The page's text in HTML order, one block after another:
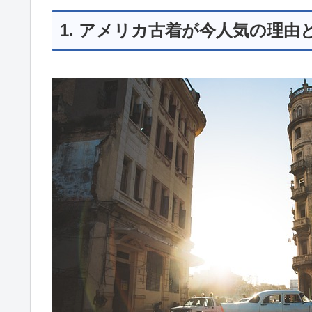
1. アメリカ古着が今人気の理由